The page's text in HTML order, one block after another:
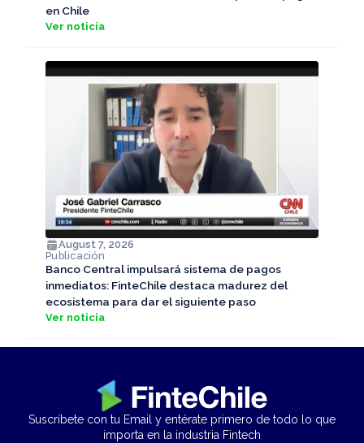
en Chile
Ver noticia
August 7, 2026
Publicación
Banco Central impulsará sistema de pagos
inmediatos: FinteChile destaca madurez del
ecosistema para dar el siguiente paso
Ver noticia
Suscríbete con tu Email y entérate primero de todo lo que
importa en la industria Fintech